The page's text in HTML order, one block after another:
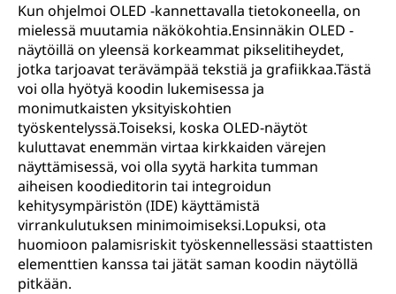
Kun ohjelmoi OLED -kannettavalla tietokoneella, on
mielessä muutamia näkökohtia.Ensinnäkin OLED -
näytöillä on yleensä korkeammat pikselitiheydet,
jotka tarjoavat terävämpää tekstiä ja grafiikkaa.Tästä
voi olla hyötyä koodin lukemisessa ja
monimutkaisten yksityiskohtien
työskentelyssä.Toiseksi, koska OLED-näytöt
kuluttavat enemmän virtaa kirkkaiden värejen
näyttämisessä, voi olla syytä harkita tumman
aiheisen koodieditorin tai integroidun
kehitysympäristön (IDE) käyttämistä
virrankulutuksen minimoimiseksi.Lopuksi, ota
huomioon palamisriskit työskennellessäsi staattisten
elementtien kanssa tai jätät saman koodin näytöllä
pitkään.